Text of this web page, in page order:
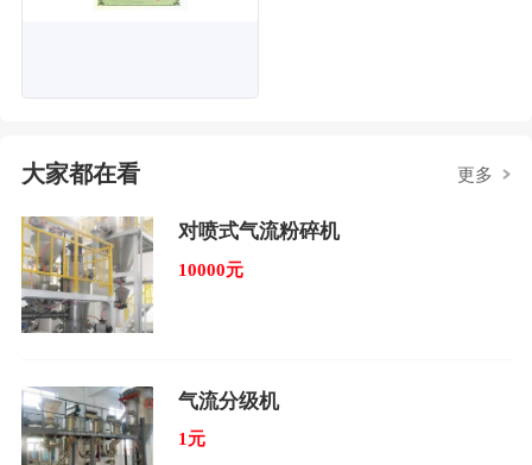
大家都在看 更多
对喷式气流粉碎机
10000元
气流分级机
1元